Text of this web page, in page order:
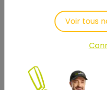
MEL PANIER
100X80CM
Voir tous